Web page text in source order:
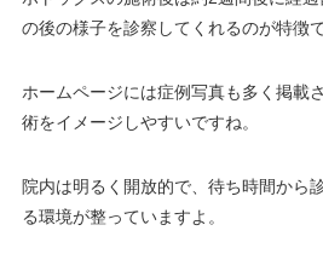
の後の様子を診察してくれるのが特徴で
ホームページには症例写真も多く掲載
術をイメージしやすいですね。
院内は明るく開放的で、待ち時間から
る環境が整っていますよ。